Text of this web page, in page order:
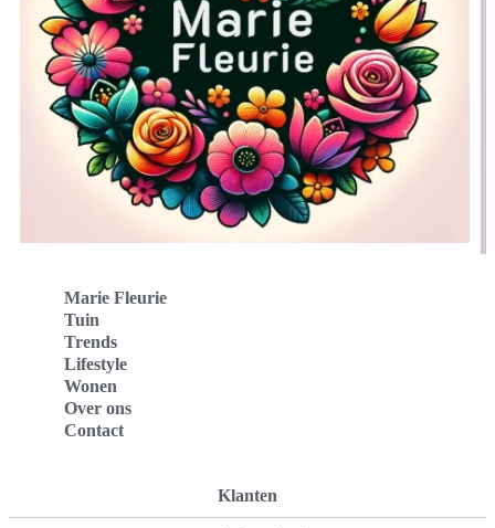
Marie Fleurie
Tuin
Trends
Lifestyle
Wonen
Over ons
Contact
Klanten